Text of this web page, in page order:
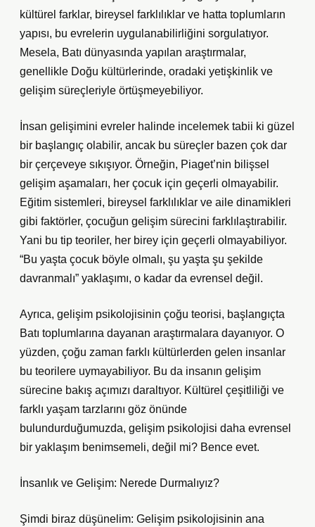
kültürel farklar, bireysel farklılıklar ve hatta toplumların
yapısı, bu evrelerin uygulanabilirliğini sorgulatıyor.
Mesela, Batı dünyasında yapılan araştırmalar,
genellikle Doğu kültürlerinde, oradaki yetişkinlik ve
gelişim süreçleriyle örtüşmeyebiliyor.
İnsan gelişimini evreler halinde incelemek tabii ki güzel
bir başlangıç olabilir, ancak bu süreçler bazen çok dar
bir çerçeveye sıkışıyor. Örneğin, Piaget’nin bilişsel
gelişim aşamaları, her çocuk için geçerli olmayabilir.
Eğitim sistemleri, bireysel farklılıklar ve aile dinamikleri
gibi faktörler, çocuğun gelişim sürecini farklılaştırabilir.
Yani bu tip teoriler, her birey için geçerli olmayabiliyor.
“Bu yaşta çocuk böyle olmalı, şu yaşta şu şekilde
davranmalı” yaklaşımı, o kadar da evrensel değil.
Ayrıca, gelişim psikolojisinin çoğu teorisi, başlangıçta
Batı toplumlarına dayanan araştırmalara dayanıyor. O
yüzden, çoğu zaman farklı kültürlerden gelen insanlar
bu teorilere uymayabiliyor. Bu da insanın gelişim
sürecine bakış açımızı daraltıyor. Kültürel çeşitliliği ve
farklı yaşam tarzlarını göz önünde
bulundurduğumuzda, gelişim psikolojisi daha evrensel
bir yaklaşım benimsemeli, değil mi? Bence evet.
İnsanlık ve Gelişim: Nerede Durmalıyız?
Şimdi biraz düşünelim: Gelişim psikolojisinin ana